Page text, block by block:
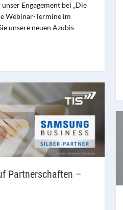
Engagement bei „Die
Webinar-Termine im
unsere neuen Azubis
Partnerschaften –